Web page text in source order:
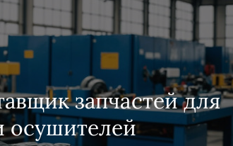
запчастей для
осушителей